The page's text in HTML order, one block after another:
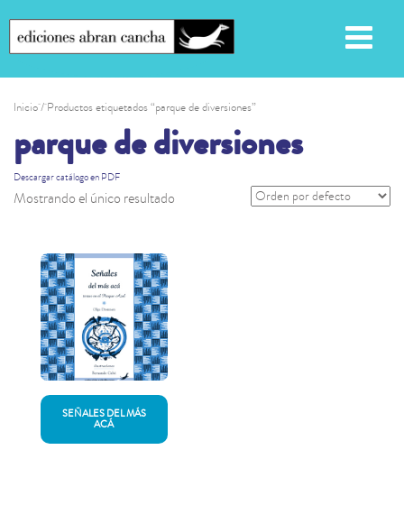
Inicio/ Productos etiquetados “parque de diversiones”
parque de diversiones
Descargar catálogo en PDF
Mostrando el único resultado
SEÑALES DEL MÁS
ACÁ